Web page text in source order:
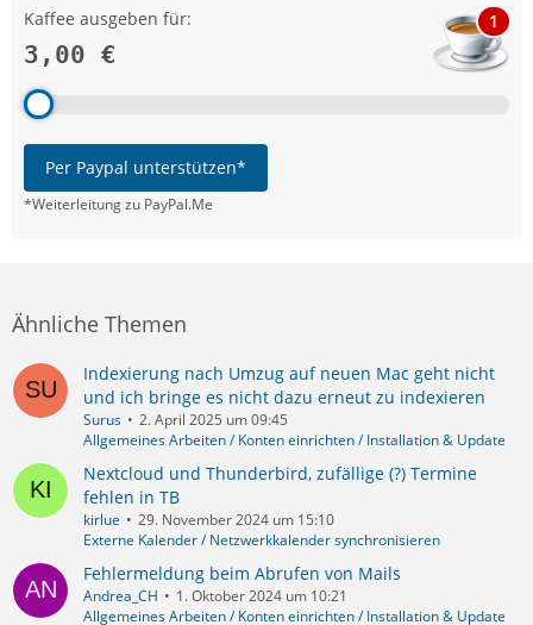
Kaffee ausgeben für:
3,00 €
1
Per Paypal unterstützen*
*Weiterleitung zu PayPal.Me
Ähnliche Themen
Indexierung nach Umzug auf neuen Mac geht nicht
und ich bringe es nicht dazu erneut zu indexieren
Surus
2. April 2025 um 09:45
Allgemeines Arbeiten / Konten einrichten / Installation & Update
Nextcloud und Thunderbird, zufällige (?) Termine
fehlen in TB
kirlue
29. November 2024 um 15:10
Externe Kalender / Netzwerkkalender synchronisieren
Fehlermeldung beim Abrufen von Mails
Andrea_CH
1. Oktober 2024 um 10:21
Allgemeines Arbeiten / Konten einrichten / Installation & Update